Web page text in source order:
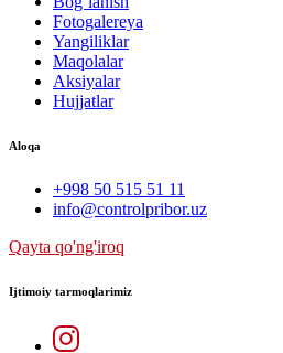
Fotogalereya
Yangiliklar
Maqolalar
Aksiyalar
Hujjatlar
Aloqa
+998 50 515 51 11
info@controlpribor.uz
Qayta qo'ng'iroq
Ijtimoiy tarmoqlarimiz